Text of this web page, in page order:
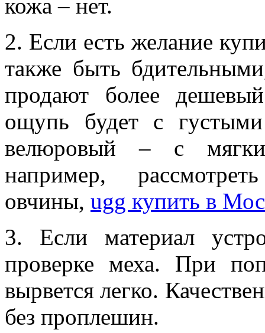
кожа – нет.
2. Если есть желание
также быть
продают более
ощупь будет с
велюровый – с
например,
овчины, ugg купить в
3. Если материал
проверке меха. При
вырвется легко.
без проплешин.